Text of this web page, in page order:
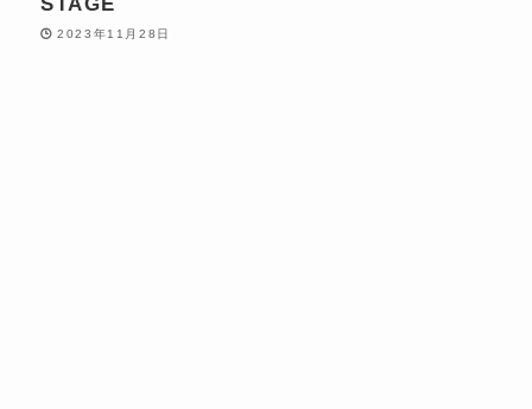
2023年11月28日